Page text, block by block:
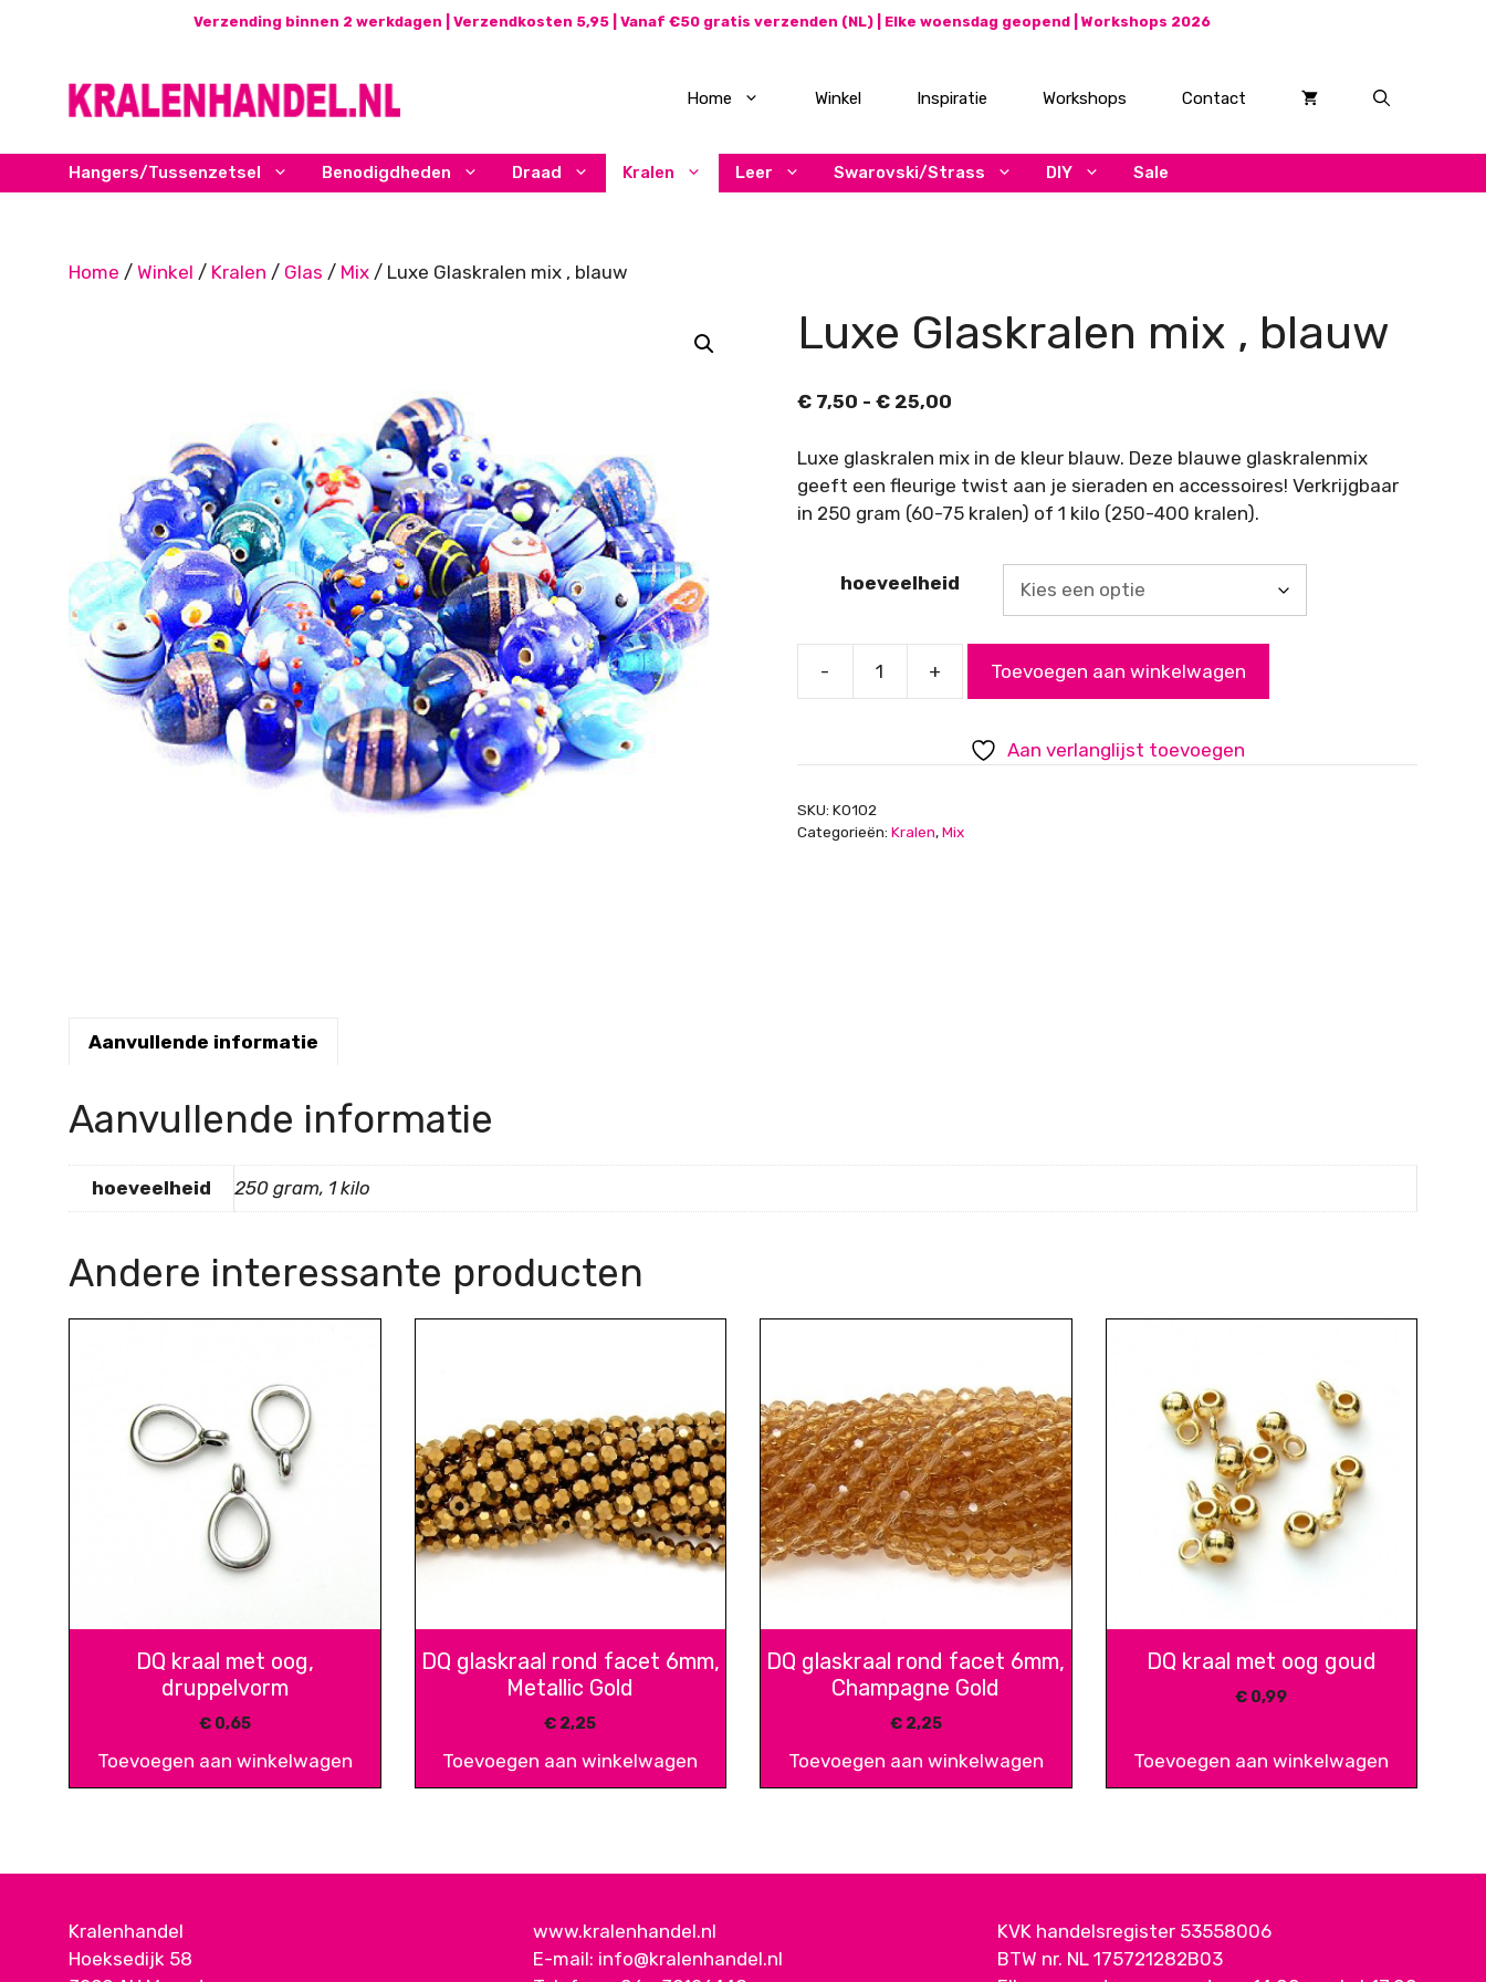
Verzending binnen 2 werkdagen | Verzendkosten 5,95 | Vanaf €50 gratis verzenden (NL) | Elke woensdag geopend | Workshops 2026
Home Winkel Inspiratie Workshops Contact
Hangers/Tussenzetsel Benodigdheden Draad Kralen Leer Swarovski/Strass DIY Sale
Home / Winkel / Kralen / Glas / Mix / Luxe Glaskralen mix , blauw
Luxe Glaskralen mix , blauw
€7,50 - €25,00Prijsklasse:
tot
€ 25,00
Luxe glaskralen mix in de kleur blauw. Deze blauwe glaskralenmix
geeft een fleurige twist aan je sieraden en accessoires! Verkrijgbaar
in 250 gram (60-75 kralen) of 1 kilo (250-400 kralen).
hoeveelheid
-
,
aantal
+ Toevoegen aan winkelwagen
Aan verlanglijst toevoegen
SKU: K0102
Categorieën: Kralen,Mix
Aanvullende informatie
Aanvullende informatie
hoeveelheid 250 gram, 1 kilo
Andere interessante producten
DQ kraal met oog,
druppelvorm
€0,65
Toevoegen aan winkelwagen
DQ glaskraal rond facet 6mm,
Metallic Gold
€ 2,25
Toevoegen aan winkelwagen
DQ glaskraal rond facet 6mm,
Champagne Gold
€2,25
Toevoegen aan winkelwagen
DQ kraal met oog goud
€ 0,99
Toevoegen aan winkelwagen
Kralenhandel
Hoeksedijk 58
www.kralenhandel.nl
E-mail: info@kralenhandel.nl
KVK handelsregister 53558006
BTW nr. NL 175721282B03